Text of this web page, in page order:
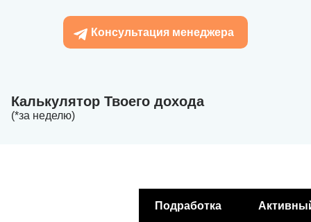
Консультация менеджера
Калькулятор Твоего дохода
(*за неделю)
Подработка